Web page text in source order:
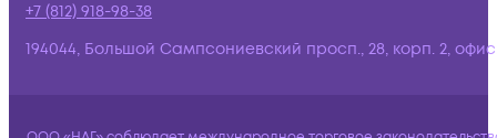
+7 (812) 918-98-38
194044, Большой Сампсониевский просп., 28, корп. 2,